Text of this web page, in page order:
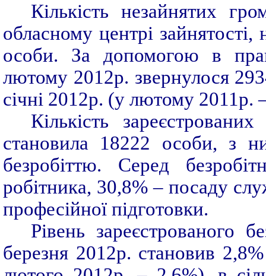
Кількість незайнятих
обласному центрі
особи. За допомогою в
лютому 2012р. звернулося
січні 2012р. (у лютому 2011р.
Кількість
становила 18222 особи, з
безробіттю. Серед
робітника, 30,8% – посаду
професійної підготовки.
Рівень зареєстрованого
березня 2012р. становив